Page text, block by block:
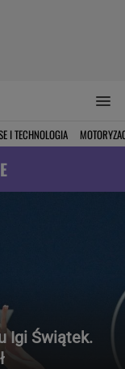
I TECHNOLOGIA
Igi Świątek.